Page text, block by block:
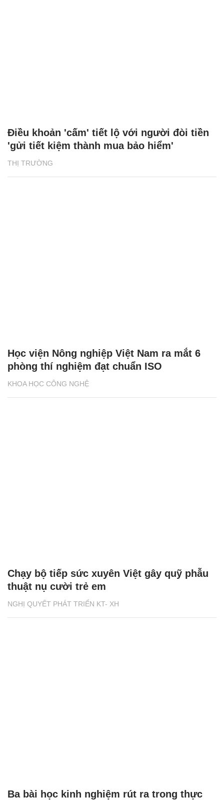
THỊ TRƯỜNG
Điều khoản 'cấm' tiết lộ với người đòi tiền
'gửi tiết kiệm thành mua bảo hiểm'
KHOA HỌC CÔNG NGHỆ
Học viện Nông nghiệp Việt Nam ra mắt 6
phòng thí nghiệm đạt chuẩn ISO
NGHỊ QUYẾT PHÁT TRIỂN KT- XH
Chạy bộ tiếp sức xuyên Việt gây quỹ phẫu
thuật nụ cười trẻ em
Ba bài học kinh nghiệm rút ra trong thực